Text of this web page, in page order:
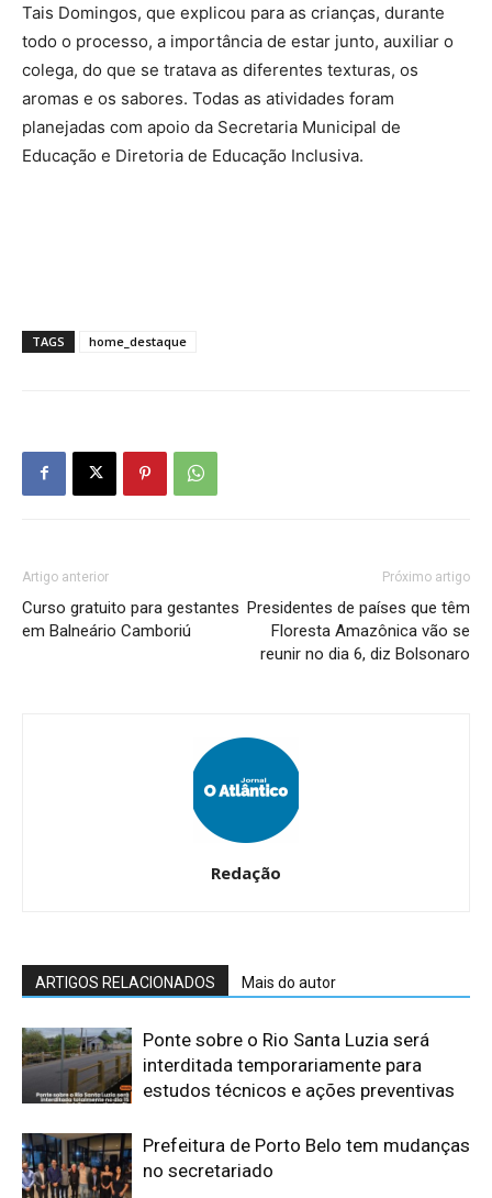
Tais Domingos, que explicou para as crianças, durante
todo o processo, a importância de estar junto, auxiliar o
colega, do que se tratava as diferentes texturas, os
aromas e os sabores. Todas as atividades foram
planejadas com apoio da Secretaria Municipal de
Educação e Diretoria de Educação Inclusiva.
TAGS home_destaque
Artigo anterior
Curso gratuito para gestantes
em Balneário Camboriú
Próximo artigo
Presidentes de países que têm
Floresta Amazônica vão se
reunir no dia 6, diz Bolsonaro
Redação
ARTIGOS RELACIONADOS Mais do autor
Ponte sobre o Rio Santa Luzia será
interditada temporariamente para
estudos técnicos e ações preventivas
​Prefeitura de Porto Belo tem mudanças
no secretariado